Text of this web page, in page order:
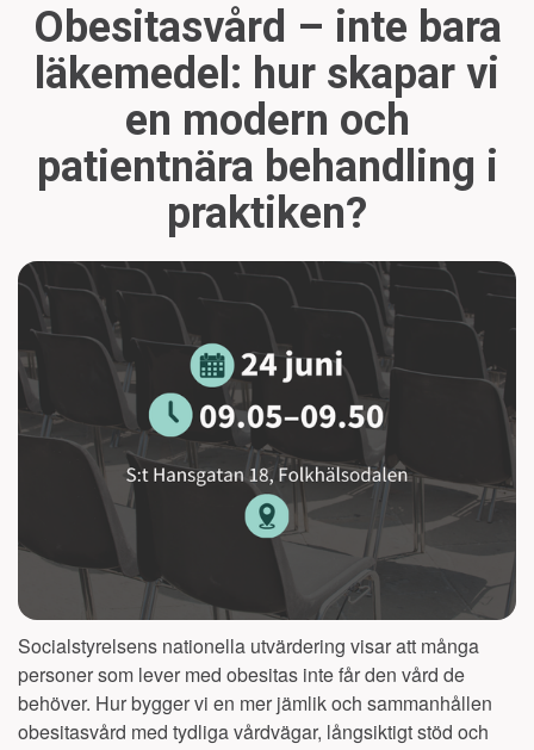
Obesitasvård – inte bara
läkemedel: hur skapar vi
en modern och
patientnära behandling i
praktiken?
Socialstyrelsens nationella utvärdering visar att många
personer som lever med obesitas inte får den vård de
behöver. Hur bygger vi en mer jämlik och sammanhållen
obesitasvård med tydliga vårdvägar, långsiktigt stöd och